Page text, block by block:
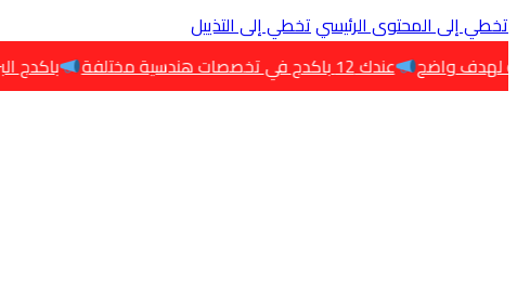
تخطي إلى المحتوى الرئيسيتخطي إلى التذييل
عندك 12 باكدج في تخصصات هندسية مختلفة باكدج البرامج تجمع